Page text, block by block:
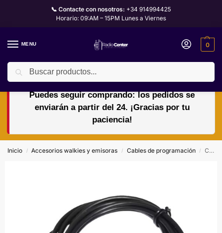
📞 Contacte con nosotros: +34 914994425
Horario: 09:AM – 15PM Lunes a Viernes
MENU 0
🏖️🌴VACACIONES del 10 al 24 de agosto.
Puedes seguir comprando: los pedidos se
enviarán a partir del 24. ¡Gracias por tu
paciencia!
Inicio / Accesorios walkies y emisoras / Cables de programación / CABLE de programación FTDI USB PG-4W Para KENWOOD, TH-D7, TH-D7A, G, TH-D7A, TH-D7E, G, a PC